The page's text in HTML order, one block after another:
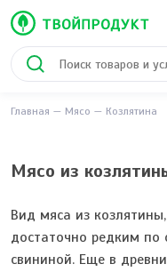
Главная Мясо Козлятина
Мясо из
Вид мяса из
достаточно редким по
свининой. Еще в